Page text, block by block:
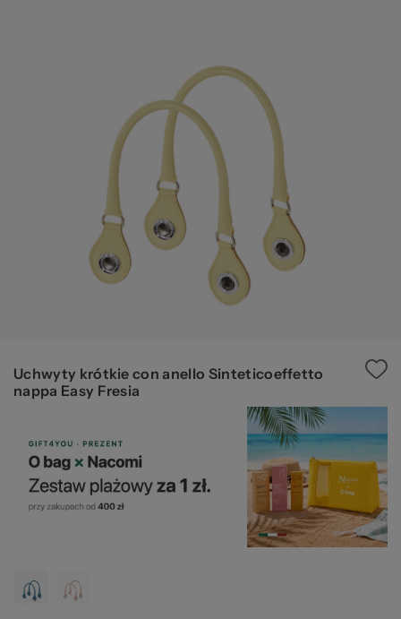
Uchwyty krótkie con anello Sinteticoeffetto
nappa Easy Fresia